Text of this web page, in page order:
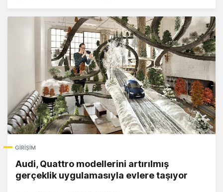
GIRIŞIM
Audi, Quattro modellerini artırılmış
gerçeklik uygulamasıyla evlere taşıyor